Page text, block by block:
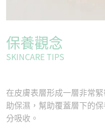
保養觀念
SKINCARE TIPS
在皮膚表層形成一層非常
助保濕，幫助覆蓋層下的
分吸收。